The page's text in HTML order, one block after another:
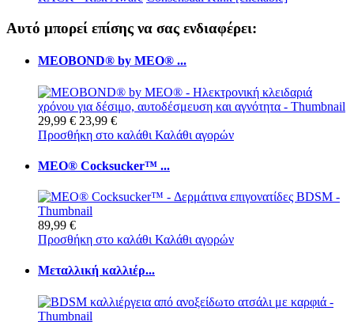
Αυτό μπορεί επίσης να σας ενδιαφέρει:
MEOBOND® by MEO® ...
29,99 € 23,99 €
Προσθήκη στο καλάθι Καλάθι αγορών
MEO® Cocksucker™ ...
89,99 €
Προσθήκη στο καλάθι Καλάθι αγορών
Μεταλλική καλλιέρ...